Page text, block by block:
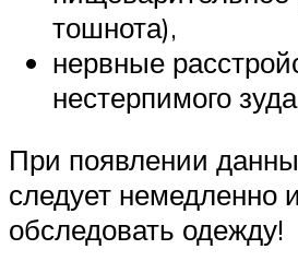
тошнота),
нервные
нестерпимого
При появлении
следует немедленно
обследовать одежду!